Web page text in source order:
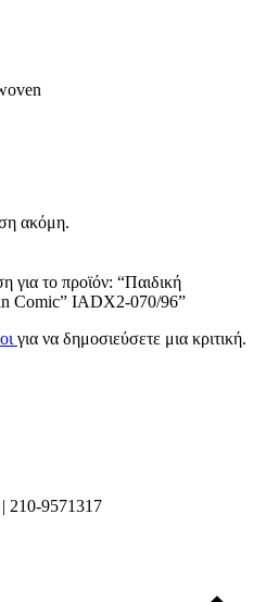
ακόμη.
για το προϊόν: “Παιδική
Comic” IADX2-070/96”
για να δημοσιεύσετε μια κριτική.
210-9571317